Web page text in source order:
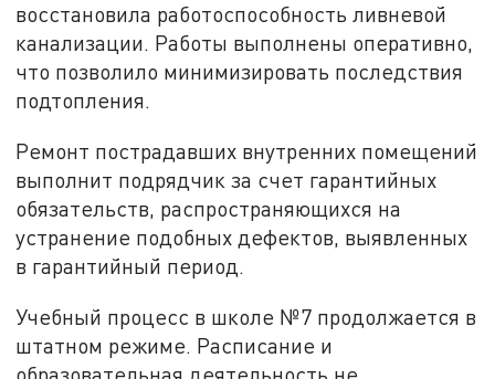
восстановила работоспособность ливневой
канализации. Работы выполнены оперативно,
что позволило минимизировать последствия
подтопления.
Ремонт пострадавших внутренних помещений
выполнит подрядчик за счет гарантийных
обязательств, распространяющихся на
устранение подобных дефектов, выявленных
в гарантийный период.
Учебный процесс в школе №7 продолжается в
штатном режиме. Расписание и
образовательная деятельность не